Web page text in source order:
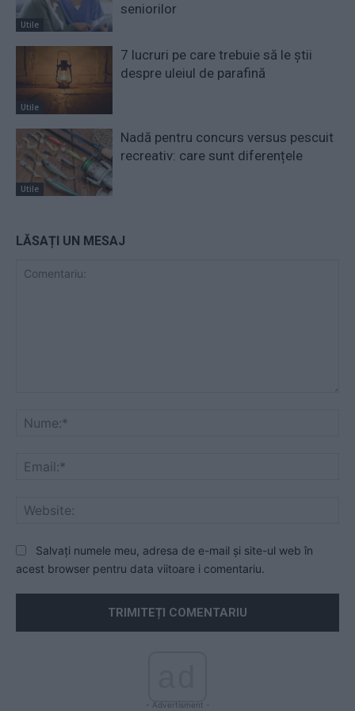
Utile
seniorilor
Utile
7 lucruri pe care trebuie să le știi
despre uleiul de parafină
Utile
Nadă pentru concurs versus pescuit
recreativ: care sunt diferențele
LĂSAȚI UN MESAJ
Salvați numele meu, adresa de e-mail și site-ul web în
acest browser pentru data viitoare i comentariu.
- Advertisment -